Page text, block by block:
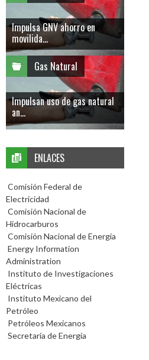
Impulsa GNV ahorro en
movilida...
Gas Natural
Impulsan uso de gas natural
an...
ENLACES
Comisión Federal de
Electricidad
Comisión Nacional de
Hidrocarburos
Comisión Nacional de Energía
Energy Information
Administration
Instituto de Investigaciones
Eléctricas
Instituto Mexicano del
Petróleo
Petróleos Mexicanos
Secretaría de Energía